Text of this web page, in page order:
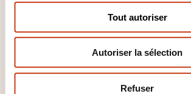
Tout autoriser
Autoriser la sélection
Refuser
Assurance construction